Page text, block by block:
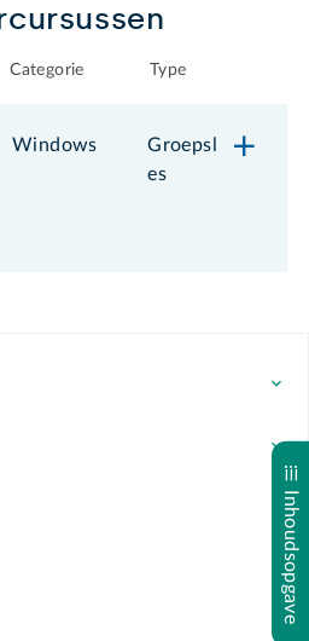
Inhoudsopgave
Categorie Type
Windows
Groepsl
es